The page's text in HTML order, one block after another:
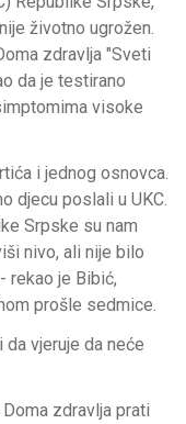
životno ugrožen.
zdravlja "Sveti
da je testirano
visoke
i jednog osnovca.
djecu poslali u UKC.
Srpske su nam
nivo, ali nije bilo
rekao je Bibić,
prošle sedmice.
da vjeruje da neće
zdravlja prati